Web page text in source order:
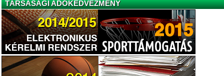
TÁRSASÁGI ADÓKEDVEZMÉNY